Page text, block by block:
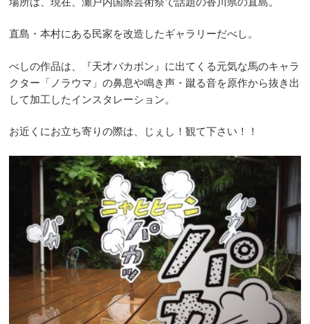
直島・本村にある民家を改造したギャラリーだべし。
べしの作品は、『天才バカボン』に出てくる元気な馬のキャラ
クター「ノラウマ」の鼻息や鳴き声・蹴る音を原作から抜き出
して加工したインスタレーション。
お近くにお立ち寄りの際は、じぇし！観て下さい！！